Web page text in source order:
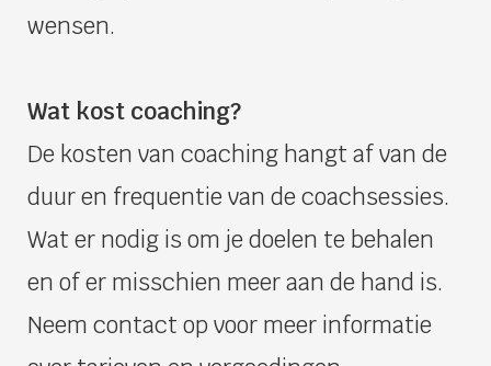
wensen.
Wat kost coaching?
De kosten van coaching hangt af van de
duur en frequentie van de coachsessies.
Wat er nodig is om je doelen te behalen
en of er misschien meer aan de hand is.
Neem contact op voor meer informatie